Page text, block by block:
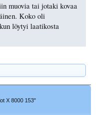
muovia tai jotaki kovaa
Koko oli
löytyi laatikosta
X 8000 153"